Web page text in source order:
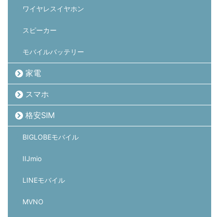
ワイヤレスイヤホン
スピーカー
モバイルバッテリー
家電
スマホ
格安SIM
BIGLOBEモバイル
IIJmio
LINEモバイル
MVNO